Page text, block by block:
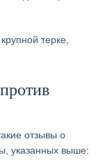
терке,
отзывы о
указанных выше: